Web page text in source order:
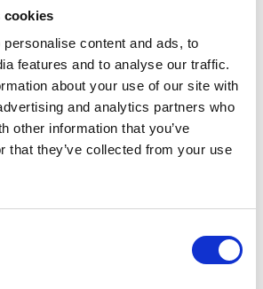
cookies
content and ads, to
features and to analyse our traffic.
about your use of our site with
and analytics partners who
other information that you’ve
that they’ve collected from your use
klosterruin
i Gudhem var et nonnekloster
Det ligger idyllisk til med utsikt over
kan du oppleve klosterruinene og
samt en liten klosterhage og
i mai).
Tunhem.
6,5 meter oppe i et